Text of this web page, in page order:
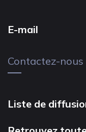
E-mail
Contactez-nous
Liste de